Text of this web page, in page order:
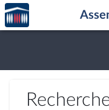
Aller au contenu
Aller en bas de la page
Accèder
à la
page